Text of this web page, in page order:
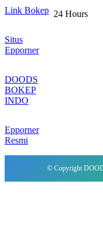
Link Bokep
Situs
Epporner
DOODS
BOKEP
INDO
Epporner
Resmi
24 Hours
© Copyright